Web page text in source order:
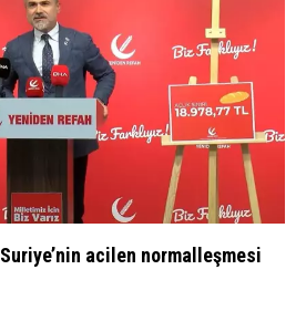
acilen normalleşmesi